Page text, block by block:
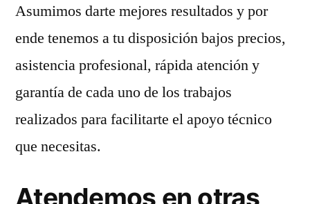
Asumimos darte mejores resultados y por
ende tenemos a tu disposición bajos precios,
asistencia profesional, rápida atención y
garantía de cada uno de los trabajos
realizados para facilitarte el apoyo técnico
que necesitas.
Atendemos en otras